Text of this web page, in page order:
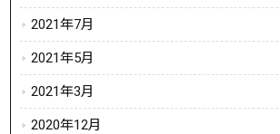
2021年7月
2021年5月
2021年3月
2020年12月